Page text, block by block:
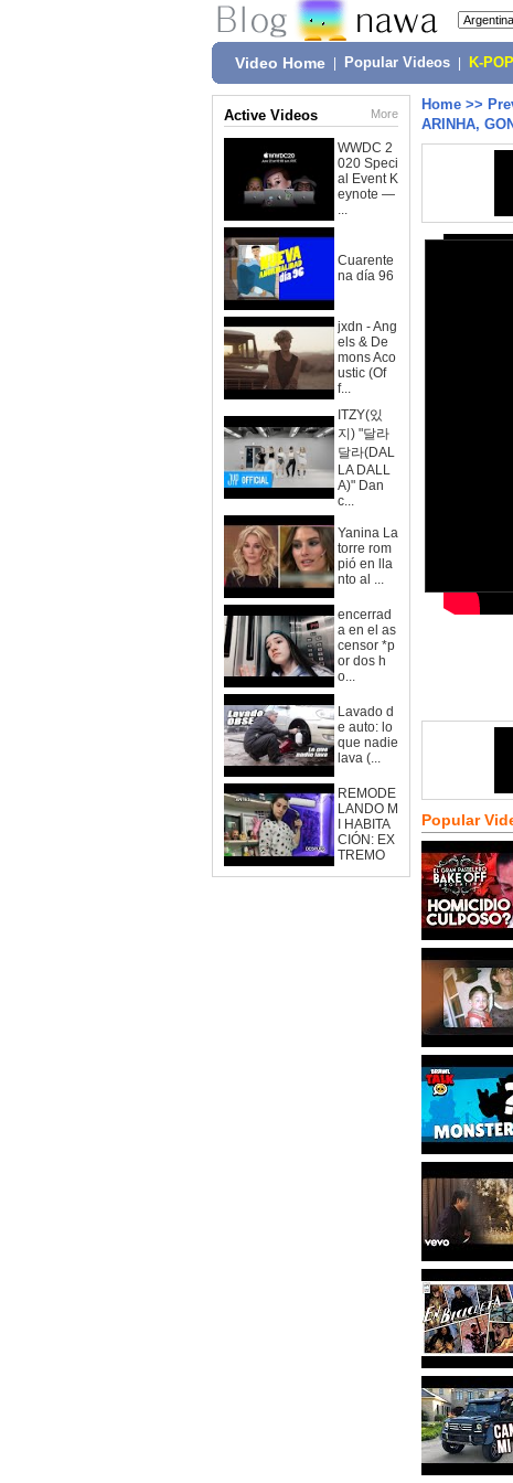
Video Home Popular Videos K-POP
Active Videos More
WWDC 2
020 Speci
al Event K
eynote —
...
Cuarente
na día 96
jxdn - Ang
els & De
mons Aco
ustic (Of
f...
ITZY(있
지) "달라
달라(DAL
LA DALL
A)" Dan
c...
Yanina La
torre rom
pió en lla
nto al ...
encerrad
a en el as
censor *p
or dos h
o...
Lavado d
e auto: lo
que nadie
lava (...
REMODE
LANDO M
I HABITA
CIÓN: EX
TREMO
Home >>
ARINHA,
Popular